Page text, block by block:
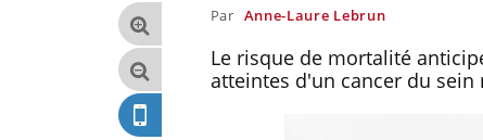
Par Anne-Laure Lebrun
Le risque de mortalité
atteintes d'un cancer du